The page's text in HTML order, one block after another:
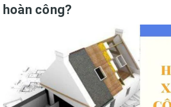
hoàn công?